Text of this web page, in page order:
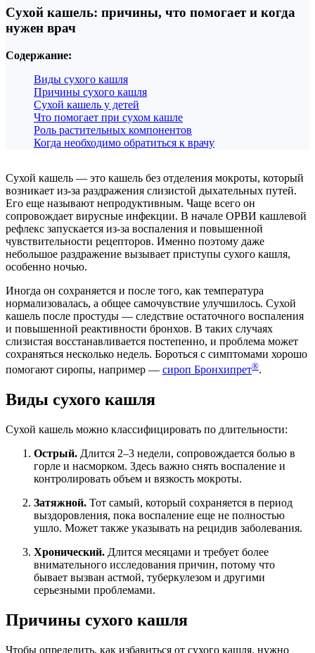
Сухой кашель: причины, что помогает и когда
нужен врач
Содержание:
Виды сухого кашля
Причины сухого кашля
Сухой кашель у детей
Что помогает при сухом кашле
Роль растительных компонентов
Когда необходимо обратиться к врачу
Сухой кашель — это кашель без отделения мокроты, который
возникает из-за раздражения слизистой дыхательных путей.
Его еще называют непродуктивным. Чаще всего он
сопровождает вирусные инфекции. В начале ОРВИ кашлевой
рефлекс запускается из-за воспаления и повышенной
чувствительности рецепторов. Именно поэтому даже
небольшое раздражение вызывает приступы сухого кашля,
особенно ночью.
Иногда он сохраняется и после того, как температура
нормализовалась, а общее самочувствие улучшилось. Сухой
кашель после простуды — следствие остаточного воспаления
и повышенной реактивности бронхов. В таких случаях
слизистая восстанавливается постепенно, и проблема может
сохраняться несколько недель. Бороться с симптомами хорошо
помогают сиропы, например — сироп Бронхипрет®.
Виды сухого кашля
Сухой кашель можно классифицировать по длительности:
Острый. Длится 2–3 недели, сопровождается болью в
горле и насморком. Здесь важно снять воспаление и
контролировать объем и вязкость мокроты.
Затяжной. Тот самый, который сохраняется в период
выздоровления, пока воспаление еще не полностью
ушло. Может также указывать на рецидив заболевания.
Хронический. Длится месяцами и требует более
внимательного исследования причин, потому что
бывает вызван астмой, туберкулезом и другими
серьезными проблемами.
Причины сухого кашля
Чтобы определить, как избавиться от сухого кашля, нужно